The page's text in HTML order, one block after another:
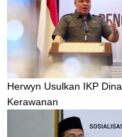
Herwyn Usulkan IKP
Kerawanan